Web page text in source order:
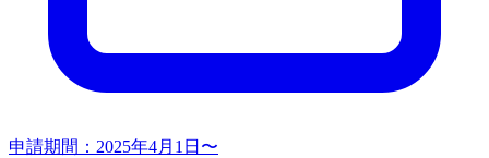
申請期間： 2025年4月1日〜